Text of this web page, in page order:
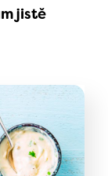
jistě